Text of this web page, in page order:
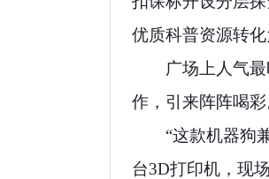
优质科普资源转
广场上人气
作，引来阵阵喝彩
“这款机器狗
台3D打印机，现